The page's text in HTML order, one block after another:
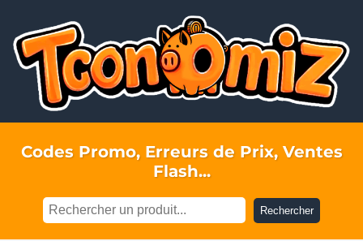
Codes Promo, Erreurs de Prix, Ventes
Flash...
Rechercher